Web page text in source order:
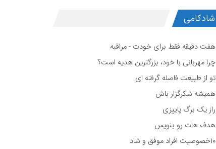
شادکامی
هفت دقیقه فقط برای خودت - مراقبه
چرا مهربانی با خود، بزرگترین هدیه است؟
تو از طبیعت فاصله گرفته ای
همیشه شکرگزار باش
راز یک برگ پاییزی
هدف هات رو بنویس
۱۰خصوصیت افراد موفق و شاد